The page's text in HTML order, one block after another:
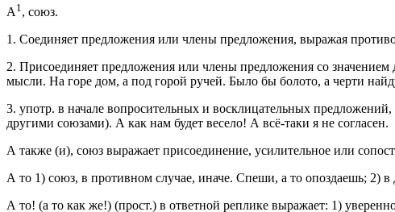
А 1 , союз.
1. Соединяет предложения или члены предложения, выражая
2. Присоединяет предложения или члены предложения со значением
мысли. На горе дом, а под горой ручей. Было бы болото, а черти
3. употр. в начале вопросительных и восклицательных
другими союзами). А как нам будет весело! А всё-таки я не согласен.
А также (и), союз выражает присоединение, усилительное или
А то 1) союз, в противном случае, иначе. Спеши, а то опоздаешь; 2) в
А то! (а то как же!) (прост.) в ответной реплике выражает: 1)